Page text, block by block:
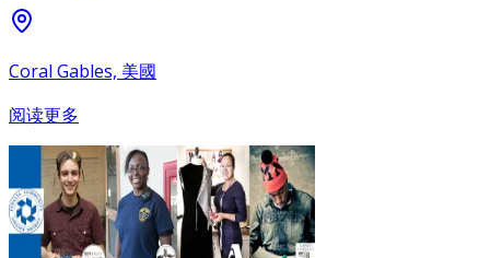
Coral Gables, 美國
阅读更多